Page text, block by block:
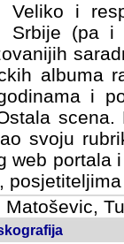
Veliko i
Srbije (pa i
albuma
i po
scena.
web portala